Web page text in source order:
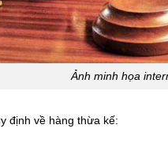
Ảnh minh họa
định về hàng thừa kế: